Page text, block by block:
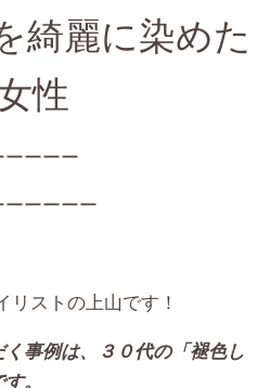
綺麗に染めた
性
ーーー
ーーーー
ストの上山です！
事例は、３０代の「褪色し
。